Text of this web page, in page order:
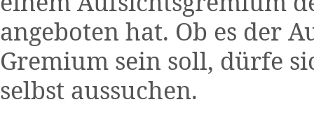
angeboten hat. Ob es der
Gremium sein soll, dürfe
selbst aussuchen.